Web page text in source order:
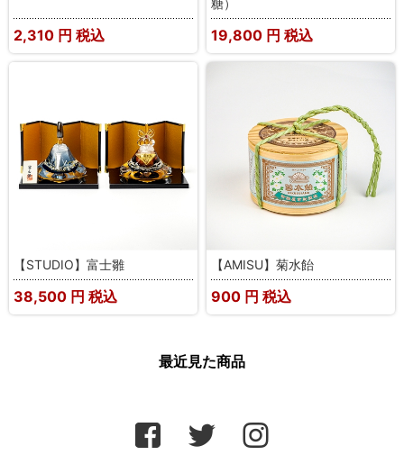
2,310 円 税込 19,800 円 税込
【STUDIO】富士雛
38,500 円 税込
【AMISU】菊水飴
900 円 税込
最近見た商品